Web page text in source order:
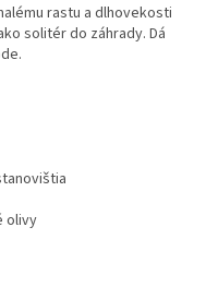
rastu a dlhovekosti
solitér do záhrady. Dá
olivy